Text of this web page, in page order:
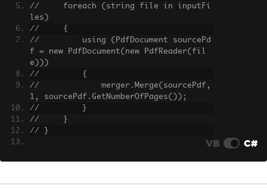
//     foreach (string file in inputFi
les)
//     {
//         using (PdfDocument sourcePd
f = new PdfDocument(new PdfReader(fil
e)))
//         {
//             merger.Merge(sourcePdf,
1, sourcePdf.GetNumberOfPages());
//         }
//     }
// }
VB C#